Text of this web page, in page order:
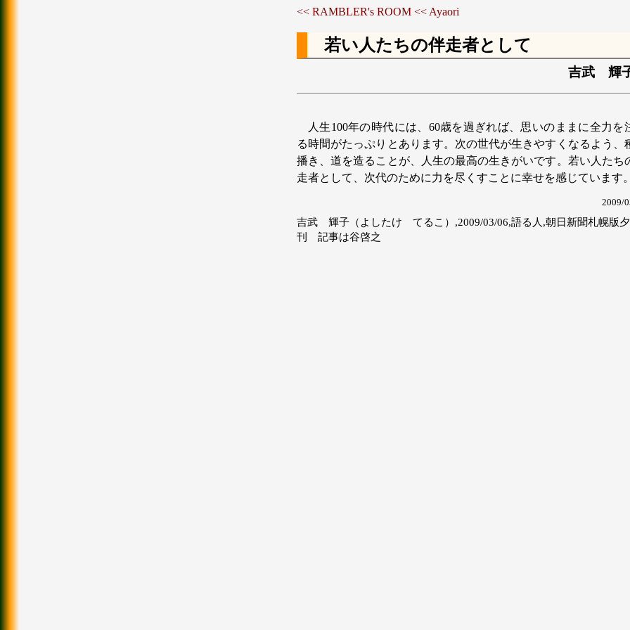
<< RAMBLER's ROOM << Ayaori
若い人たちの伴走者として
吉武 輝
人生100年の時代には、60歳を過ぎれば、思いのままに全力を
る時間がたっぷりとあります。次の世代が生きやすくなるよう、
播き、道を造ることが、人生の最高の生きがいです。若い人たち
走者として、次代のために力を尽くすことに幸せを感じています。
2009/
吉武 輝子（よしたけ てるこ）,2009/03/06,語る人,朝日新聞札幌版夕
刊 記事は谷啓之